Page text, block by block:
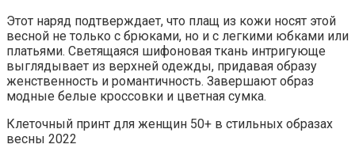
Этот наряд подтверждает, что плащ из кожи носят этой
весной не только с брюками, но и с легкими юбками или
платьями. Светящаяся шифоновая ткань интригующе
выглядывает из верхней одежды, придавая образу
женственность и романтичность. Завершают образ
модные белые кроссовки и цветная сумка.
Клеточный принт для женщин 50+ в стильных образах
весны 2022